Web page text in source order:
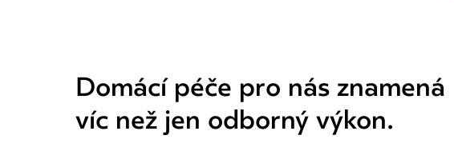
Domácí péče pro nás znamená
víc než jen odborný výkon.